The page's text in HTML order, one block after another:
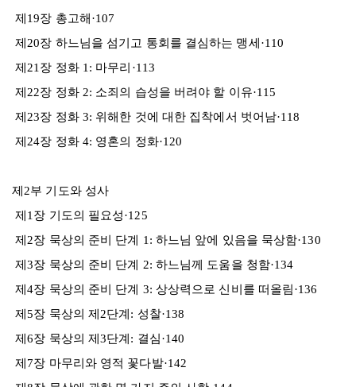
제19장 총고해·107
제20장 하느님을 섬기고 통회를 결심하는 맹세·110
제21장 정화 1: 마무리·113
제22장 정화 2: 소죄의 습성을 버려야 할 이유·115
제23장 정화 3: 위해한 것에 대한 집착에서 벗어남·118
제24장 정화 4: 영혼의 정화·120
제2부 기도와 성사
제1장 기도의 필요성·125
제2장 묵상의 준비 단계 1: 하느님 앞에 있음을 묵상함·130
제3장 묵상의 준비 단계 2: 하느님께 도움을 청함·134
제4장 묵상의 준비 단계 3: 상상력으로 신비를 떠올림·136
제5장 묵상의 제2단계: 성찰·138
제6장 묵상의 제3단계: 결심·140
제7장 마무리와 영적 꽃다발·142